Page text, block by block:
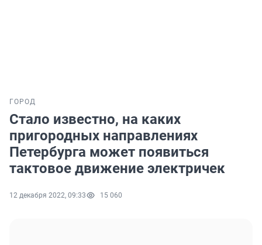
ГОРОД
Стало известно, на каких
пригородных направлениях
Петербурга может появиться
тактовое движение электричек
12 декабря 2022, 09:33 15 060